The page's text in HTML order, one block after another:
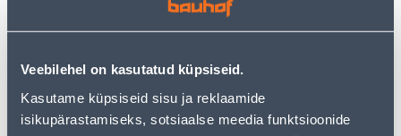
Veebilehel on kasutatud küpsiseid.
Kasutame küpsiseid sisu ja reklaamide
isikupärastamiseks, sotsiaalse meedia funktsioonide
veelgi meelepärasemad valikuid. Head ostlemist!
• Klassikaline puuvillane pusa pehmest puuvillast,
• Flatlock-lameõmblus ja kontrastne värvus, käevarrel
hooajale vastav graafika.